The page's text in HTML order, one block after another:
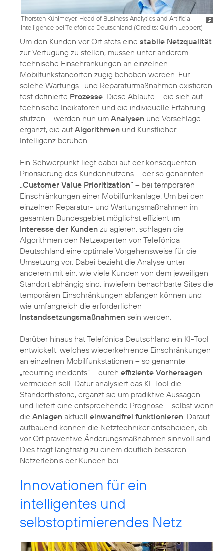
Thorsten Kühlmeyer, Head of Business Analytics and Artificial
Intelligence bei Telefónica Deutschland (Credits: Quirin Leppert)
Um den Kunden vor Ort stets eine stabile Netzqualität
zur Verfügung zu stellen, müssen unter anderem
technische Einschränkungen an einzelnen
Mobilfunkstandorten zügig behoben werden. Für
solche Wartungs- und Reparaturmaßnahmen existieren
fest definierte Prozesse. Diese Abläufe – die sich auf
technische Indikatoren und die individuelle Erfahrung
stützen – werden nun um Analysen und Vorschläge
ergänzt, die auf Algorithmen und Künstlicher
Intelligenz beruhen.
Ein Schwerpunkt liegt dabei auf der konsequenten
Priorisierung des Kundennutzens – der so genannten
„Customer Value Prioritization“ – bei temporären
Einschränkungen einer Mobilfunkanlage. Um bei den
einzelnen Reparatur- und Wartungsmaßnahmen im
gesamten Bundesgebiet möglichst effizient im
Interesse der Kunden zu agieren, schlagen die
Algorithmen den Netzexperten von Telefónica
Deutschland eine optimale Vorgehensweise für die
Umsetzung vor. Dabei bezieht die Analyse unter
anderem mit ein, wie viele Kunden von dem jeweiligen
Standort abhängig sind, inwiefern benachbarte Sites die
temporären Einschränkungen abfangen können und
wie umfangreich die erforderlichen
Instandsetzungsmaßnahmen sein werden.
Darüber hinaus hat Telefónica Deutschland ein KI-Tool
entwickelt, welches wiederkehrende Einschränkungen
an einzelnen Mobilfunkstationen – so genannte
„recurring incidents“ – durch effiziente Vorhersagen
vermeiden soll. Dafür analysiert das KI-Tool die
Standorthistorie, ergänzt sie um prädiktive Aussagen
und liefert eine entsprechende Prognose – selbst wenn
die Anlagen aktuell einwandfrei funktionieren. Darauf
aufbauend können die Netztechniker entscheiden, ob
vor Ort präventive Änderungsmaßnahmen sinnvoll sind.
Dies trägt langfristig zu einem deutlich besseren
Netzerlebnis der Kunden bei.
Innovationen für ein
intelligentes und
selbstoptimierendes Netz